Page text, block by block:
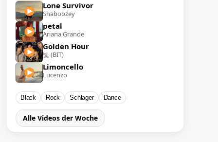
Lone Survivor
Shaboozey
petal
Ariana Grande
Golden Hour
빛 (BIT)
Limoncello
Lucenzo
Black Rock Schlager Dance
Alle Videos der Woche